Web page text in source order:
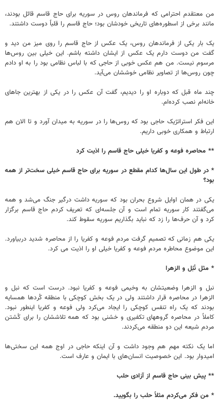
من معتقدم احترامی که فرماندهان روس در سوریه برای حاج قاسم قائل بودند،
مانند برخی از اسطوره‌های تاریخی خودشان بود؛ حاج قاسم را قلباً دوست داشتند.
یک بار یکی از فرماندهان روس، یک عکس از حاج قاسم را روی میز من دید و
گفت من دوست دارم یک عکس از ایشان داشته باشم. این خیلی بین روس‌ها
مرسوم نیست. من هم عکس خوبی از حاجی که با لباس نظامی بود را به او دادم
چون روس‌ها از تصاویر نظامی خوششان می‌آید.
چند ماه قبل که دوباره او را دیدیم، گفت آن عکس را در یکی از بهترین جاهای
خانه‌ام نصب کرده‌ام.
این فکر استراتژیک حاجی بود که روس‌ها را در سوریه به میدان آورد و تا الان هم
ارتباط و همکاری خوبی داریم.
** محاصره فوعه و کفریا خیلی حاج قاسم را اذیت کرد
* در طول این سال‌ها کدام مقطع در سوریه برای حاج قاسم خیلی سخت‌تر از همه
بود؟
یکی در همان اوایل شروع بحران بود که سوریه داشت درگیر جنگ می‌شد و همه
می‌گفتند کار سوریه تمام است و آن جلسه‌ای که تعریف کردم حاج قاسم برگزار
کرد و آن حرف‌ها را زد که نباید بگذاریم سوریه سقوط کند.
یکی هم زمانی که تصمیم گرفت مردم فوعه و کفریا را از محاصره شدید دربیاورد.
این موضوع محاطره مردم فوعه و کفریا خیلی او را اذیت می کرد.
* مثل نُبُل و الزهرا
نبل و الزهرا وضعیتشان به وخیمی فوعه و کفریا نبود. درست است که نبل و
الزهرا در محاصره قرار داشتند ولی در یک بخش کوچکی با منطقه کُردها همسایه
بودند که یک راه تنفس کوچکی را ایجاد می‌کرد ولی فوعه و کفریا اینطور نبود.
کاملاً در محاصره گروههای تکفیری و خشنی بود که همه تلاششان را برای کُشتن
مردم شیعه این دو منطقه می‌کردند.
اما یک نکته مهم هم وجود داشت و آن اینکه حاجی در اوج همه این سختی‌ها
امیدوار بود. این خصوصیت انسان‌های با ایمان و عارف است.
** پیش بینی حاج قاسم از آزادی حلب
* من فکر می‌کردم مثلاً ‌حلب را بگویید.